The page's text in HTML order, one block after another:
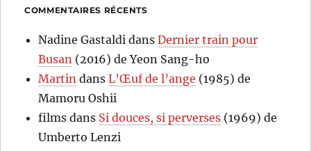
COMMENTAIRES RÉCENTS
Nadine Gastaldi dansDernier train pour
Busan (2016) de Yeon Sang-ho
Martin dansL’Œuf de l’ange (1985) de
Mamoru Oshii
films dans Si douces, si perverses (1969) de
Umberto Lenzi